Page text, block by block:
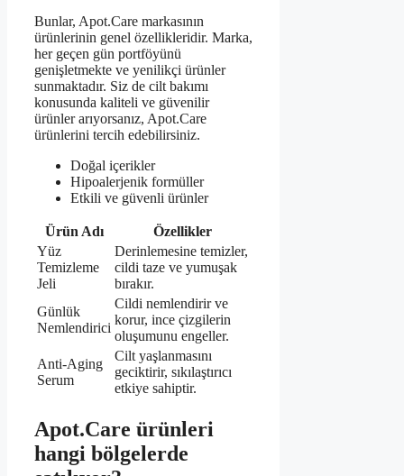
Bunlar, Apot.Care markasının
ürünlerinin genel özellikleridir. Marka,
her geçen gün portföyünü
genişletmekte ve yenilikçi ürünler
sunmaktadır. Siz de cilt bakımı
konusunda kaliteli ve güvenilir
ürünler arıyorsanız, Apot.Care
ürünlerini tercih edebilirsiniz.
Doğal içerikler
Hipoalerjenik formüller
Etkili ve güvenli ürünler
Ürün Adı
Özellikler
Yüz
Temizleme
Jeli
Derinlemesine temizler,
cildi taze ve yumuşak
bırakır.
Günlük
Nemlendirici
Cildi nemlendirir ve
korur, ince çizgilerin
oluşumunu engeller.
Anti-Aging
Serum
Cilt yaşlanmasını
geciktirir, sıkılaştırıcı
etkiye sahiptir.
Apot.Care ürünleri
hangi bölgelerde